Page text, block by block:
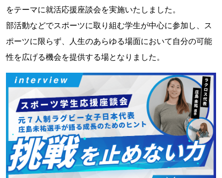
をテーマに就活応援座談会を実施いたしました。
部活動などでスポーツに取り組む学生が中心に参加し、ス
ポーツに限らず、人生のあらゆる場面において自分の可能
性を広げる機会を提供する場となりました。